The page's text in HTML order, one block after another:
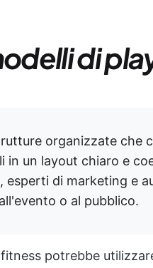
di
organizzate che
in un layout chiaro e
esperti di marketing e
o al pubblico.
potrebbe